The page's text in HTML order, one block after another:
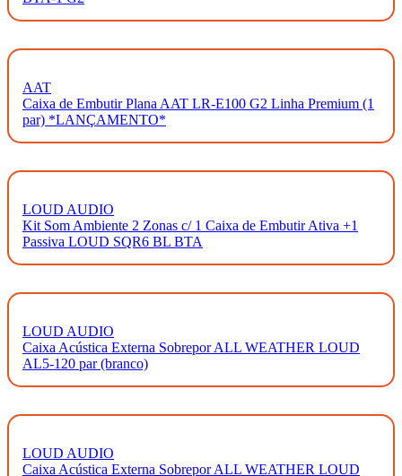
AAT
Caixa de Embutir Plana AAT LR-E100 G2 Linha Premium (1
par) *LANÇAMENTO*
LOUD AUDIO
Kit Som Ambiente 2 Zonas c/ 1 Caixa de Embutir Ativa +1
Passiva LOUD SQR6 BL BTA
LOUD AUDIO
Caixa Acústica Externa Sobrepor ALL WEATHER LOUD
AL5-120 par (branco)
LOUD AUDIO
Caixa Acústica Externa Sobrepor ALL WEATHER LOUD